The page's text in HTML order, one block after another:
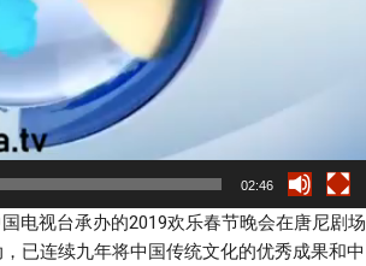
02:46
电视台承办的2019欢乐春节晚会在唐尼剧场
已连续九年将中国传统文化的优秀成果和中